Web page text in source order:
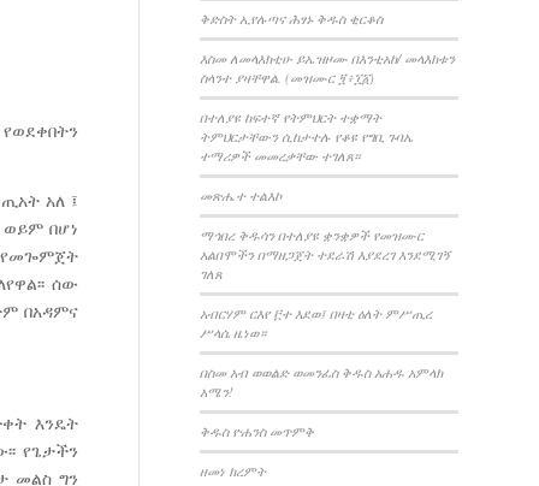
አለ ፤
በሆነ
የመጐምጀት
ሰው
በአዳምና
እንዴት
የጌታችን
መልስ ግን
ቅድስት ኢየሉጣና ሕፃኑ ቅዱስ ቂርቆስ
እስመ ለመላእክቲሁ ይኤዝዞሙ በእንቲአከ/ መላእክቱን
ስላንተ ያዛቸዋል. (መዝሙር ፺፥፲፩)
በተለያዩ ከፍተኛ የትምህርት ተቋማት
ትምህርታቸውን ሲከታተሉ የቆዩ የግቢ ጉባኤ
ተማሪዎች መመረቃቸው ተገለጸ።
መጽሔተ ተልእኮ
ማኅበረ ቅዱሳን በተለያዩ ቋንቋዎች የመዝሙር
አልበሞችን በማዘጋጀት ተደራሽ እያደረገ እንደሚገኝ
ገለጸ
አብርሃም ርእየ ፫ተ እደወ፤ በዛቲ ዕለት ምሥጢረ
ሥላሴ ዜነወ።
በስመ አብ ወወልድ ወመንፈስ ቅዱስ አሐዱ አምላክ
አሜን!
ቅዱስ ዮሐንስ መጥምቅ
ዘመነ ክረምት